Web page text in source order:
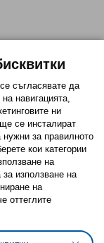
(Cookies)
бисквитки
съгласявате да
навигацията,
ни
се инсталират
нужни за правилното
кои категории
на
използване на
на
оттеглите